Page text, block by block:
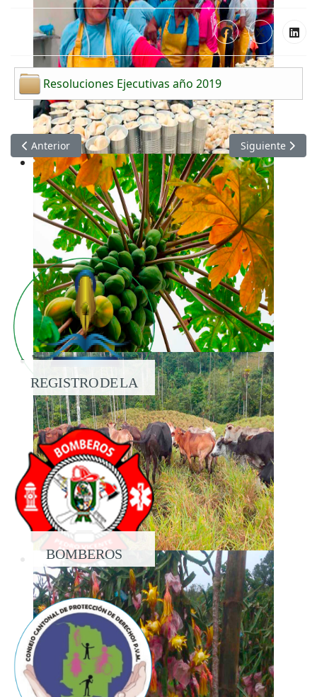
Resoluciones Ejecutivas año 2019
Artículo anterior: Resoluciones Ejecutivas 2020
Anterior Artículo
Siguiente
REGISTRO DE LA
PROPIEDAD
BOMBEROS